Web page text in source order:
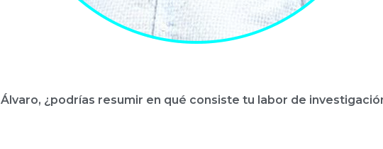
Álvaro, ¿podrías resumir en qué consiste tu labor de